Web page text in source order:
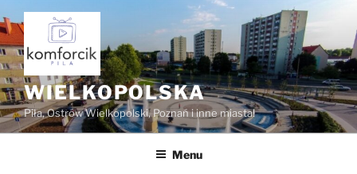
Przejdź
do
treści
WIELKOPOLSKA
Piła, Ostrów Wielkopolski, Poznań i inne miasta!
Menu